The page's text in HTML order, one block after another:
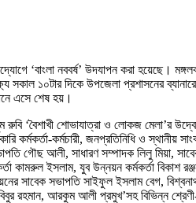
‘বাংলা নববর্ষ’ উদযাপন করা হয়েছে।
১০টার দিকে উপজেলা প্রশাসনের
এসে শেষ হয়।
‘বৈশাখী শোভাযাত্রা ও লোকজ মেলা’র
কর্মকর্তা-কর্মচারী, জনপ্রতিনিধি ও স্থানীয়
গৌছ আলী, সাধারণ সম্পাদক লিলু মিয়া,
ইসলাম, যুব উন্নয়ন কর্মকর্তা বিকাশ
সাবেক সভাপতি সাইফুল ইসলাম বেগ,
রহমান, আরকুম আলী প্রমুখ’সহ বিভিন্ন